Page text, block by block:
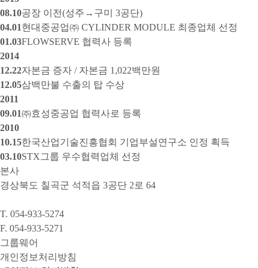
08.10공장 이전(성주→구미 3공단)
04.01현대중공업㈜ CYLINDER MODULE 최종업체 선정
01.03FLOWSERVE 협력사 등록
2014
12.22자본금 증자 / 자본금 1,022백만원
12.05삼백만불 수출의 탑 수상
2011
09.01㈜효성중공업 협력사로 등록
2010
10.15한국산업기술진흥협회 기업부설연구소 인정 획득
03.10STX그룹 우수협력업체 선정
본사
경상북도 칠곡군 석적읍 3공단 2로 64
T. 054-933-5274
F. 054-933-5271
그룹웨어
개인정보처리방침